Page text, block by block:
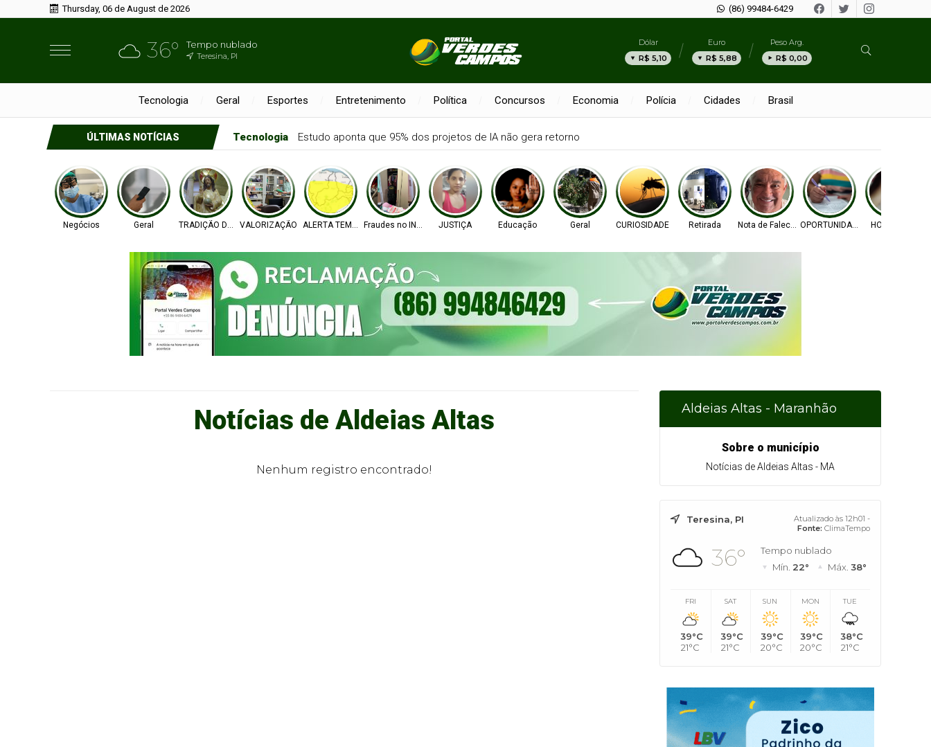
Thursday, 06 de August de 2026 (86) 99484-6429
36° Tempo nublado
Teresina, PI
Dólar
R$ 5,10
Euro
R$ 5,88
Peso Arg.
R$ 0,00
Tecnologia Geral Esportes Entretenimento Política Concursos Economia Polícia Cidades Brasil
ÚLTIMAS NOTÍCIAS Tecnologia Estudo aponta que 95% dos projetos de IA não gera retorno
Negócios Geral TRADIÇÃO DE FÉVALORIZAÇÃO ALERTA TEMPO Fraudes no INSS JUSTIÇA Educação Geral CURIOSIDADE Retirada Nota de FalecimentoOPORTUNIDADE HOMICÍDIO
Notícias de Aldeias Altas
Nenhum registro encontrado!
Aldeias Altas - Maranhão
Sobre o município
Notícias de Aldeias Altas - MA
Teresina, PI
Atualizado às 12h01 -
Fonte: ClimaTempo
36°
Tempo nublado
Mín. 22° Máx. 38°
FRI
39°C
21°C
SAT
39°C
21°C
SUN
39°C
20°C
MON
39°C
20°C
TUE
38°C
21°C